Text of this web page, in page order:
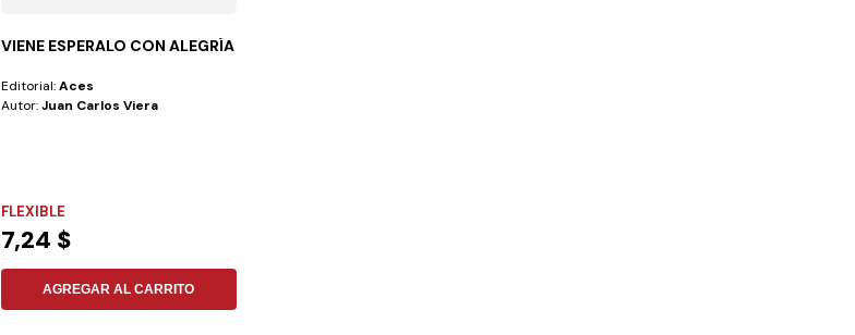
VIENE ESPERALO CON ALEGRÍA
Editorial:Aces
Autor:Juan Carlos Viera
FLEXIBLE
7,24 $
AGREGAR AL CARRITO